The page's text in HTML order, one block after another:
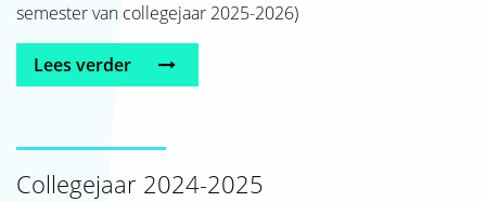
semester van collegejaar 2025-2026)
Lees verder
Collegejaar 2024-2025